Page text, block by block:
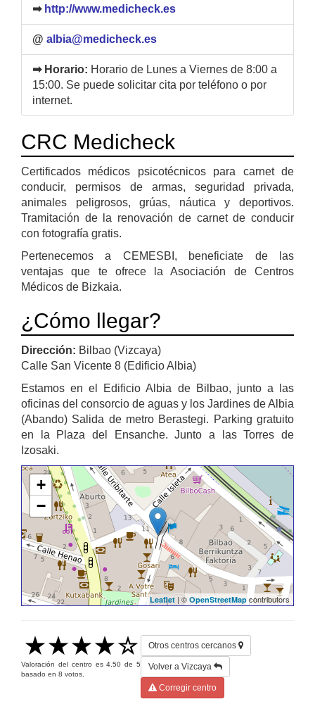
➡ http://www.medicheck.es
@ albia@medicheck.es
➡ Horario: Horario de Lunes a Viernes de 8:00 a
15:00. Se puede solicitar cita por teléfono o por
internet.
CRC Medicheck
Certificados médicos psicotécnicos para carnet de
conducir, permisos de armas, seguridad privada,
animales peligrosos, grúas, náutica y deportivos.
Tramitación de la renovación de carnet de conducir
con fotografía gratis.
Pertenecemos a CEMESBI, beneficiate de las
ventajas que te ofrece la Asociación de Centros
Médicos de Bizkaia.
¿Cómo llegar?
Dirección: Bilbao (Vizcaya)
Calle San Vicente 8 (Edificio Albia)
Estamos en el Edificio Albia de Bilbao, junto a las
oficinas del consorcio de aguas y los Jardines de Albia
(Abando) Salida de metro Berastegi. Parking gratuito
en la Plaza del Ensanche. Junto a las Torres de
Izosaki.
+
−
Leaflet | © OpenStreetMapcontributors
Valoración del centro es4.50 de5
basado en 8 votos.
Otros centros cercanos
Volver a Vizcaya
Corregir centro